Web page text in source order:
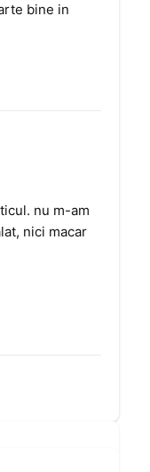
bine in
nu m-am
nici macar